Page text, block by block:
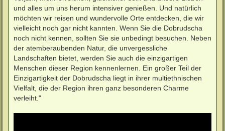
und alles um uns herum intensiver genießen. Und natürlich
möchten wir reisen und wundervolle Orte entdecken, die wir
vielleicht noch gar nicht kannten. Wenn Sie die Dobrudscha
noch nicht kennen, sollten Sie sie unbedingt besuchen. Neben
der atemberaubenden Natur, die unvergessliche
Landschaften bietet, werden Sie auch die einzigartigen
Menschen dieser Region kennenlernen. Ein großer Teil der
Einzigartigkeit der Dobrudscha liegt in ihrer multiethnischen
Vielfalt, die der Region ihren ganz besonderen Charme
verleiht."